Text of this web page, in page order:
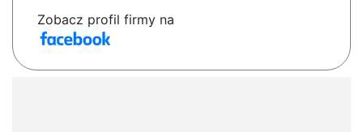
Zobacz profil firmy na